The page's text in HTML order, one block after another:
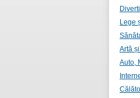
Lege
Artă
Auto,